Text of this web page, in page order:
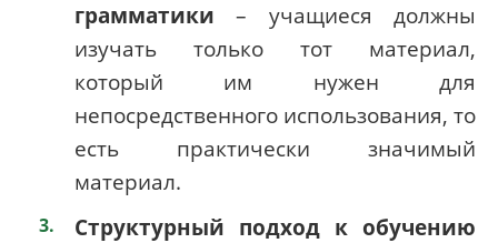
грамматики – учащиеся должны
изучать только тот материал,
который им нужен для
непосредственного использования, то
есть практически значимый
материал.
Структурный подход к обучению